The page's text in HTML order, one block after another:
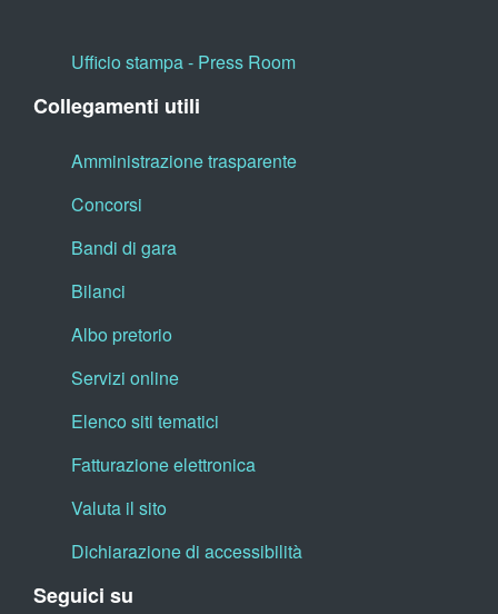
Ufficio stampa - Press Room
Collegamenti utili
Amministrazione trasparente
Concorsi
Bandi di gara
Bilanci
Albo pretorio
Servizi online
Elenco siti tematici
Fatturazione elettronica
Valuta il sito
Dichiarazione di accessibilità
Seguici su